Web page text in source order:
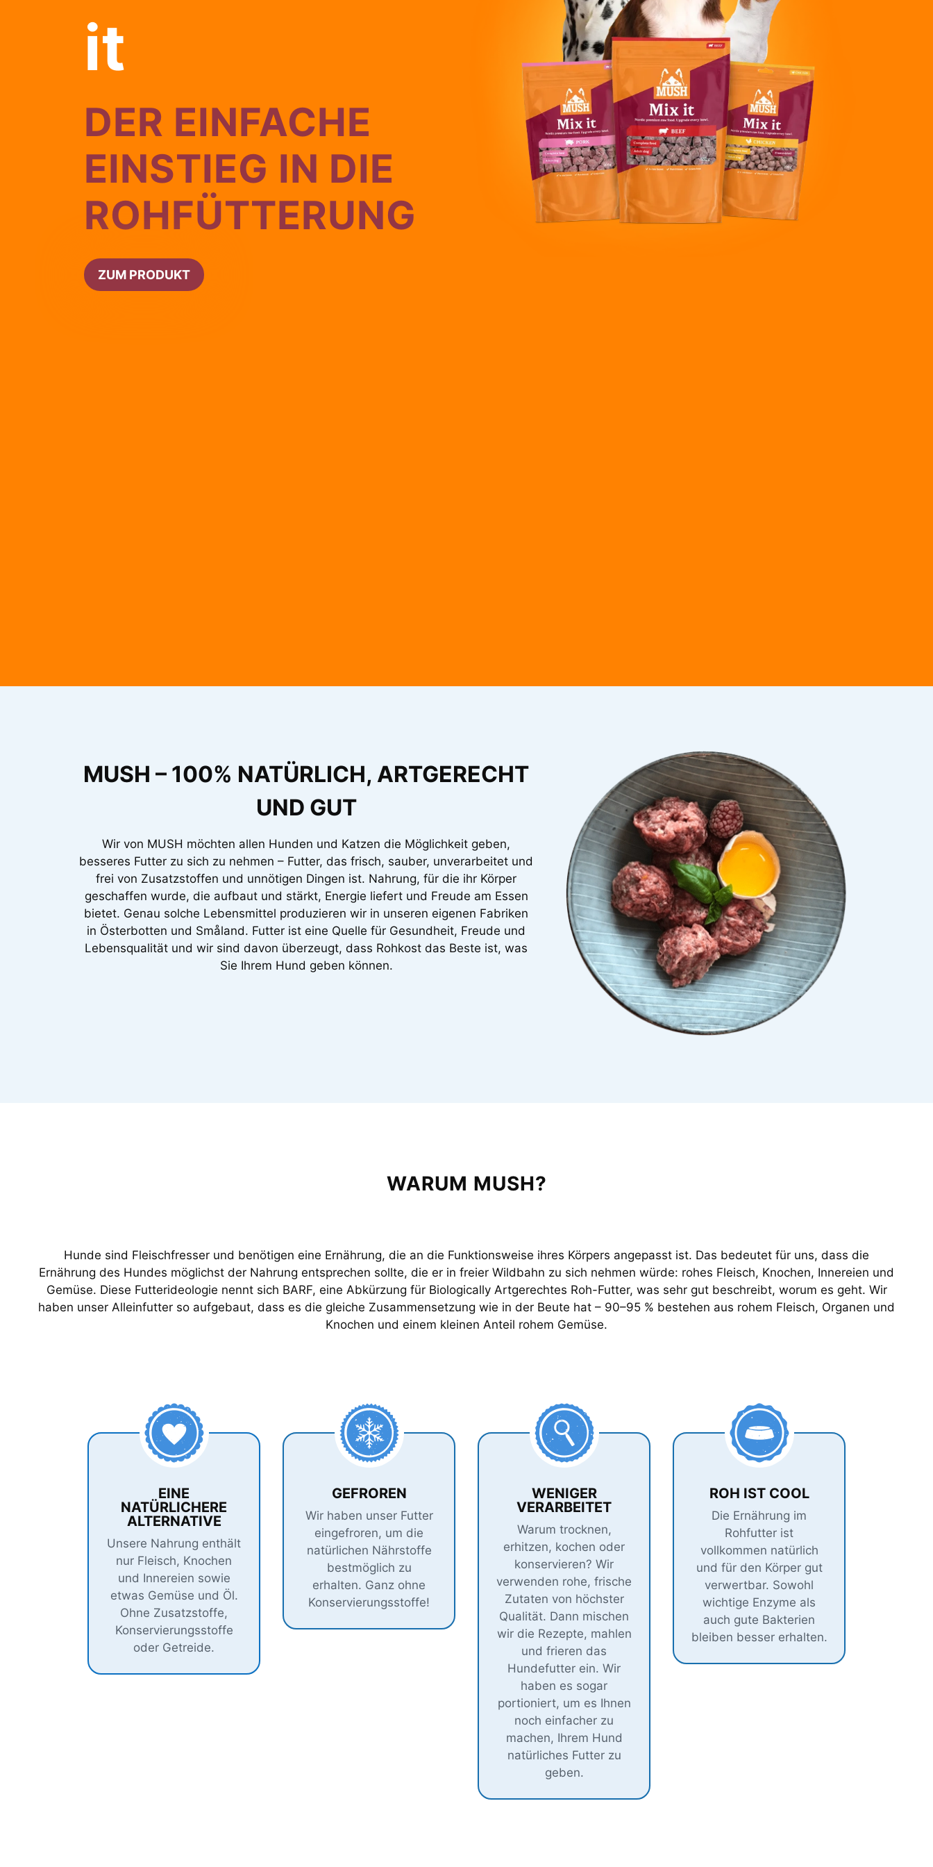
it
DER EINFACHE
EINSTIEG IN DIE
ROHFÜTTERUNG
ZUM PRODUKT
MUSH – 100% NATÜRLICH, ARTGERECHT
UND GUT
Wir von MUSH möchten allen Hunden und Katzen die Möglichkeit geben,
besseres Futter zu sich zu nehmen – Futter, das frisch, sauber, unverarbeitet und
frei von Zusatzstoffen und unnötigen Dingen ist. Nahrung, für die ihr Körper
geschaffen wurde, die aufbaut und stärkt, Energie liefert und Freude am Essen
bietet. Genau solche Lebensmittel produzieren wir in unseren eigenen Fabriken
in Österbotten und Småland. Futter ist eine Quelle für Gesundheit, Freude und
Lebensqualität und wir sind davon überzeugt, dass Rohkost das Beste ist, was
Sie Ihrem Hund geben können.
WARUM MUSH?
Hunde sind Fleischfresser und benötigen eine Ernährung, die an die Funktionsweise ihres Körpers angepasst ist. Das bedeutet für uns, dass die
Ernährung des Hundes möglichst der Nahrung entsprechen sollte, die er in freier Wildbahn zu sich nehmen würde: rohes Fleisch, Knochen, Innereien und
Gemüse. Diese Futterideologie nennt sich BARF, eine Abkürzung für Biologically Artgerechtes Roh-Futter, was sehr gut beschreibt, worum es geht. Wir
haben unser Alleinfutter so aufgebaut, dass es die gleiche Zusammensetzung wie in der Beute hat – 90–95 % bestehen aus rohem Fleisch, Organen und
Knochen und einem kleinen Anteil rohem Gemüse.
EINE
NATÜRLICHERE
ALTERNATIVE
Unsere Nahrung enthält
nur Fleisch, Knochen
und Innereien sowie
etwas Gemüse und Öl.
Ohne Zusatzstoffe,
Konservierungsstoffe
oder Getreide.
GEFROREN
Wir haben unser Futter
eingefroren, um die
natürlichen Nährstoffe
bestmöglich zu
erhalten. Ganz ohne
Konservierungsstoffe!
WENIGER
VERARBEITET
Warum trocknen,
erhitzen, kochen oder
konservieren? Wir
verwenden rohe, frische
Zutaten von höchster
Qualität. Dann mischen
wir die Rezepte, mahlen
und frieren das
Hundefutter ein. Wir
haben es sogar
portioniert, um es Ihnen
noch einfacher zu
machen, Ihrem Hund
natürliches Futter zu
geben.
ROH IST COOL
Die Ernährung im
Rohfutter ist
vollkommen natürlich
und für den Körper gut
verwertbar. Sowohl
wichtige Enzyme als
auch gute Bakterien
bleiben besser erhalten.